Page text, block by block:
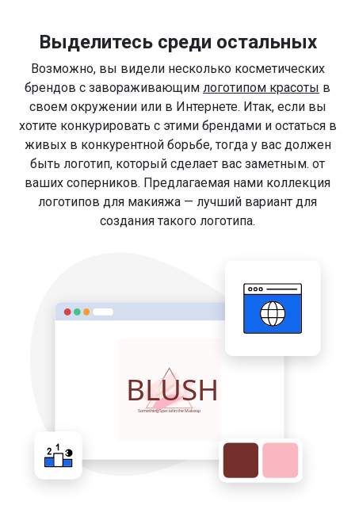
Выделитесь среди остальных
Возможно, вы видели несколько косметических
брендов с завораживающим логотипом красоты в
своем окружении или в Интернете. Итак, если вы
хотите конкурировать с этими брендами и остаться в
живых в конкурентной борьбе, тогда у вас должен
быть логотип, который сделает вас заметным. от
ваших соперников. Предлагаемая нами коллекция
логотипов для макияжа — лучший вариант для
создания такого логотипа.